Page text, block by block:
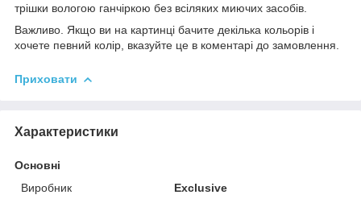
трішки вологою ганчіркою без всіляких миючих засобів.
Важливо. Якщо ви на картинці бачите декілька кольорів і
хочете певний колір, вказуйте це в коментарі до замовлення.
Приховати
Характеристики
Основні
Виробник
Exclusive